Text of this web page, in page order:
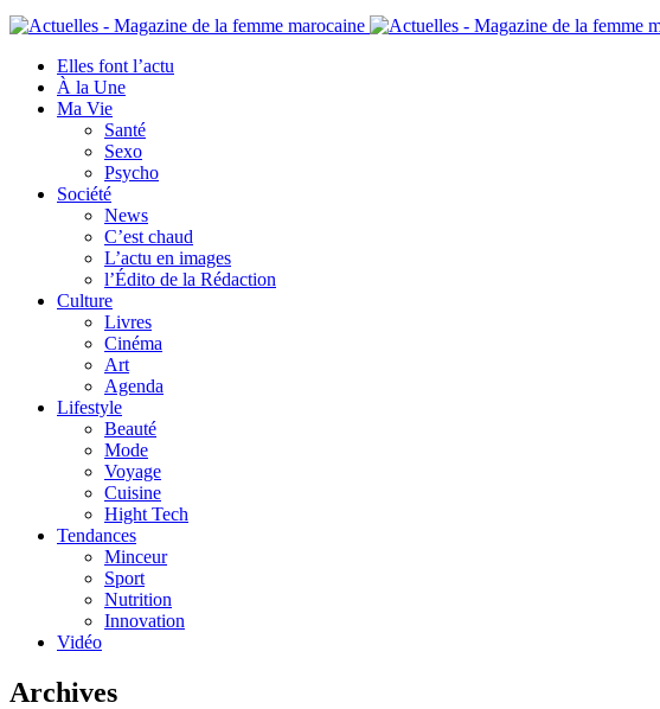
Elles font l’actu
À la Une
Ma Vie
Santé
Sexo
Psycho
Société
News
C’est chaud
L’actu en images
l’Édito de la Rédaction
Culture
Livres
Cinéma
Art
Agenda
Lifestyle
Beauté
Mode
Voyage
Cuisine
Hight Tech
Tendances
Minceur
Sport
Nutrition
Innovation
Vidéo
Archives